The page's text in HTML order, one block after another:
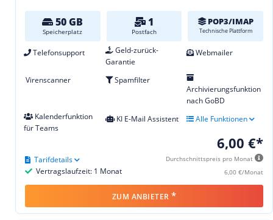
50 GB
Speicherplatz
1
Postfach
POP3/IMAP
Technische Plattform
Telefonsupport
Geld-zurück-
Garantie
Webmailer
Virenscanner
Spamfilter
Archivierungsfunktion
nach GoBD
Kalenderfunktion
für Teams
KI E-Mail Assistent Alle Funktionen
6,00 €*
Durchschnittspreis pro Monat
6,00 €/Monat
Vertragslaufzeit: 1 Monat
Tarifdetails
ZUM ANBIETER *